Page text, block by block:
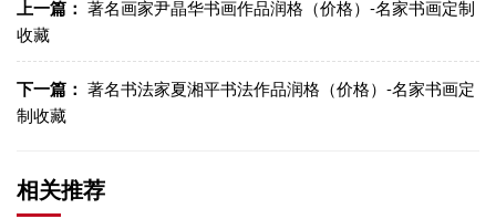
上一篇： 著名画家尹晶华书画作品润格（价格）-名家书画定制
收藏
下一篇： 著名书法家夏湘平书法作品润格（价格）-名家书画定
制收藏
相关推荐